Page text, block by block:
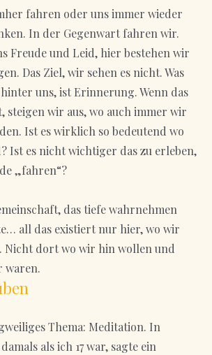
fahren oder uns immer wieder
In der Gegenwart fahren wir.
Freude und Leid, hier bestehen wir
Das Ziel, wir sehen es nicht. Was
uns, ist Erinnerung. Wenn das
steigen wir aus, wo auch immer wir
Ist es wirklich so bedeutend wo
Ist es nicht wichtiger das zu erleben,
„fahren“?
das tiefe wahrnehmen
all das existiert nur hier, wo wir
Nicht dort wo wir hin wollen und
waren.
Thema: Meditation. In
als ich 17 war, sagte ein